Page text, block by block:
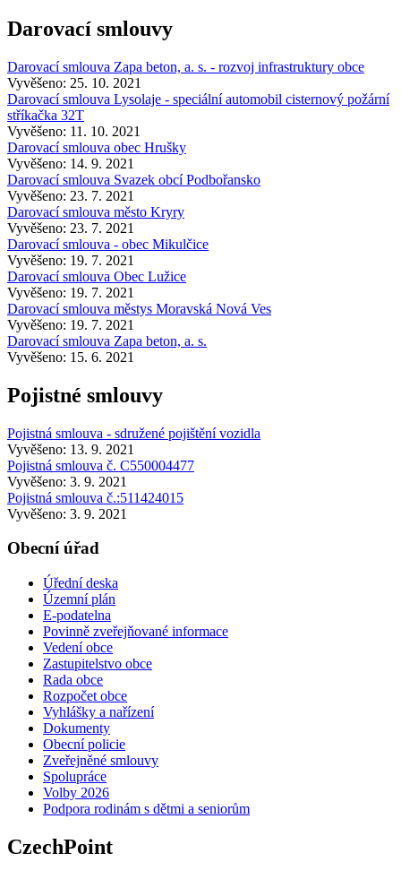
Darovací smlouvy
Darovací smlouva Zapa beton, a. s. - rozvoj infrastruktury obce
Vyvěšeno: 25. 10. 2021
Darovací smlouva Lysolaje - speciální automobil cisternový požární
stříkačka 32T
Vyvěšeno: 11. 10. 2021
Darovací smlouva obec Hrušky
Vyvěšeno: 14. 9. 2021
Darovací smlouva Svazek obcí Podbořansko
Vyvěšeno: 23. 7. 2021
Darovací smlouva město Kryry
Vyvěšeno: 23. 7. 2021
Darovací smlouva - obec Mikulčice
Vyvěšeno: 19. 7. 2021
Darovací smlouva Obec Lužice
Vyvěšeno: 19. 7. 2021
Darovací smlouva městys Moravská Nová Ves
Vyvěšeno: 19. 7. 2021
Darovací smlouva Zapa beton, a. s.
Vyvěšeno: 15. 6. 2021
Pojistné smlouvy
Pojistná smlouva - sdružené pojištění vozidla
Vyvěšeno: 13. 9. 2021
Pojistná smlouva č. C550004477
Vyvěšeno: 3. 9. 2021
Pojistná smlouva č.:511424015
Vyvěšeno: 3. 9. 2021
Obecní úřad
Úřední deska
Územní plán
E-podatelna
Povinně zveřejňované informace
Vedení obce
Zastupitelstvo obce
Rada obce
Rozpočet obce
Vyhlášky a nařízení
Dokumenty
Obecní policie
Zveřejněné smlouvy
Spolupráce
Volby 2026
Podpora rodinám s dětmi a seniorům
CzechPoint